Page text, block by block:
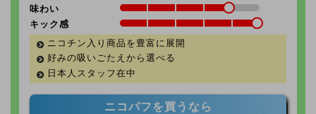
味わい
キック感
ニコチン入り商品を豊富に展開
好みの吸いごたえから選べる
日本人スタッフ在中
ニコパフを買うなら